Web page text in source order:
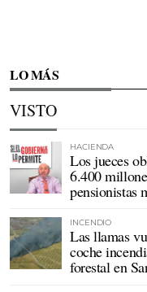
LO MÁS
VISTO
HACIENDA
Los jueces
6.400
pensionistas
INCENDIO
Las llamas
coche
forestal en